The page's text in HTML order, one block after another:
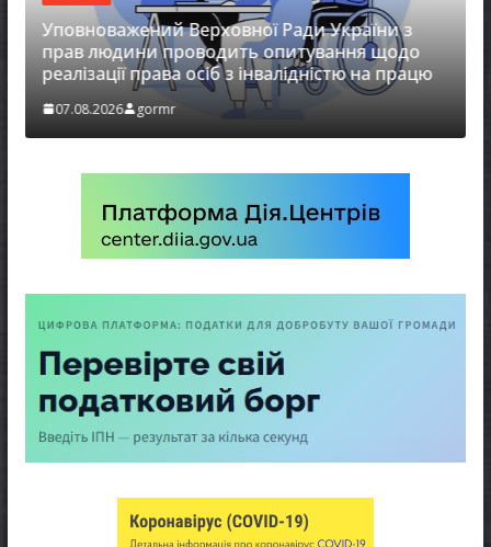
Уповноважений Верховної Ради України з
прав людини проводить опитування щодо
реалізації права осіб з інвалідністю на працю
07.08.2026 gormr